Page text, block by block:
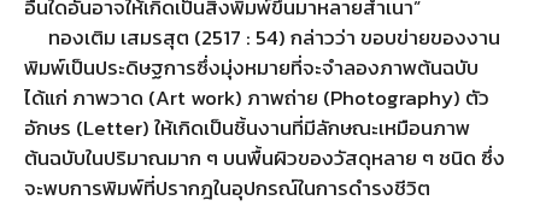
อื่นใดอันอาจให้เกิดเป็นสิ่งพิมพ์ขึ้นมาหลายสำเนา”
ทองเติม เสมรสุต (2517 : 54) กล่าวว่า ขอบข่ายของงาน
พิมพ์เป็นประดิษฐการซึ่งมุ่งหมายที่จะจำลองภาพต้นฉบับ
ได้แก่ ภาพวาด (Art work) ภาพถ่าย (Photography) ตัว
อักษร (Letter) ให้เกิดเป็นชิ้นงานที่มีลักษณะเหมือนภาพ
ต้นฉบับในปริมาณมาก ๆ บนพื้นผิวของวัสดุหลาย ๆ ชนิด ซึ่ง
จะพบการพิมพ์ที่ปรากฎในอุปกรณ์ในการดำรงชีวิต